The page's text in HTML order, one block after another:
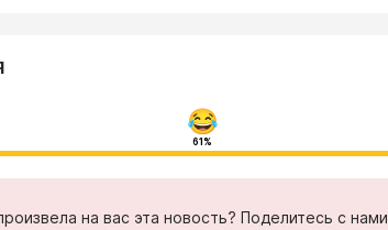
61%
на вас эта новость? Поделитесь с нами